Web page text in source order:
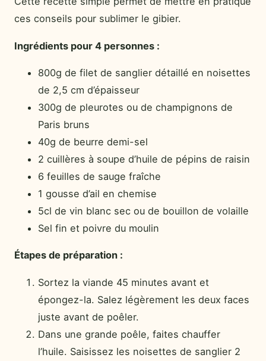
ces conseils pour sublimer le gibier.
Ingrédients pour 4 personnes :
800g de filet de sanglier détaillé en noisettes
de 2,5 cm d’épaisseur
300g de pleurotes ou de champignons de
Paris bruns
40g de beurre demi-sel
2 cuillères à soupe d’huile de pépins de raisin
6 feuilles de sauge fraîche
1 gousse d’ail en chemise
5cl de vin blanc sec ou de bouillon de volaille
Sel fin et poivre du moulin
Étapes de préparation :
Sortez la viande 45 minutes avant et
épongez-la. Salez légèrement les deux faces
juste avant de poêler.
Dans une grande poêle, faites chauffer
l’huile. Saisissez les noisettes de sanglier 2